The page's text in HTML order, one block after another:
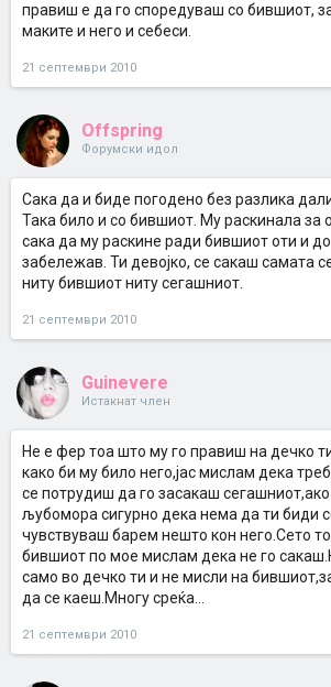
правиш е да го споредуваш со бившиот,
маките и него и себеси.
21 септември 2010
Offspring
Форумски идол
Сака да и биде погодено без разлика
Така било и со бившиот. Му раскинала за
сака да му раскине ради бившиот оти и
забележав. Ти девојко, се сакаш самата
ниту бившиот ниту сегашниот.
21 септември 2010
Guinevere
Истакнат член
Не е фер тоа што му го правиш на дечко
како би му било него,јас мислам дека
се потрудиш да го засакаш сегашниот,ако
љубомора сигурно дека нема да ти биди
чувствуваш барем нешто кон него.Сето
бившиот по мое мислам дека не го
само во дечко ти и не мисли на
да се каеш.Многу среќа...
21 септември 2010